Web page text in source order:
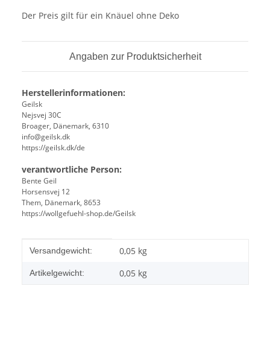
Der Preis gilt für ein Knäuel ohne Deko
Angaben zur Produktsicherheit
Herstellerinformationen:
Geilsk
Nejsvej 30C
Broager, Dänemark, 6310
info@geilsk.dk
https://geilsk.dk/de
verantwortliche Person:
Bente Geil
Horsensvej 12
Them, Dänemark, 8653
https://wollgefuehl-shop.de/Geilsk
Produkteigenschaft
Wert
Versandgewicht: 0,05 kg
Artikelgewicht: 0,05 kg